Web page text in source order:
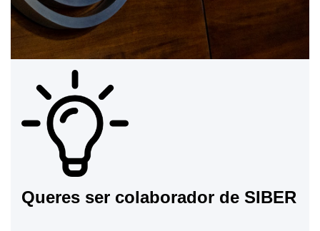
Queres ser colaborador de SIBER